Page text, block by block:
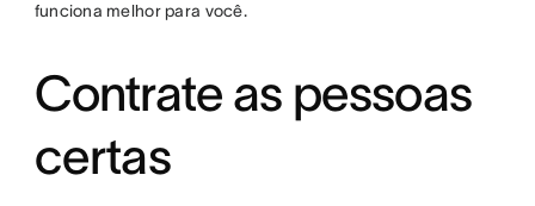
funciona melhor para você.
Contrate as pessoas
certas